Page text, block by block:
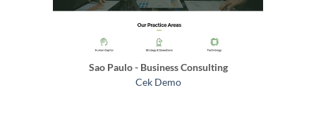
Sao Paulo - Business Consulting
Cek Demo